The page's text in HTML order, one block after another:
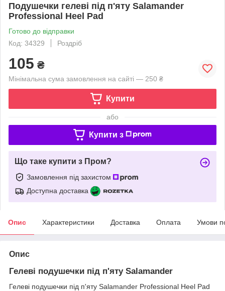
Подушечки гелеві під п'яту Salamander
Professional Heel Pad
Готово до відправки
Код: 34329
Роздріб
105 ₴
Мінімальна сума замовлення на сайті — 250 ₴
Купити
або
Купити з
Що таке купити з Пром?
Замовлення під захистом
Доступна доставка
Опис Характеристики Доставка Оплата Умови
Опис
Гелеві подушечки під п'яту Salamander
Гелеві подушечки під п'яту Salamander Professional Heel Pad